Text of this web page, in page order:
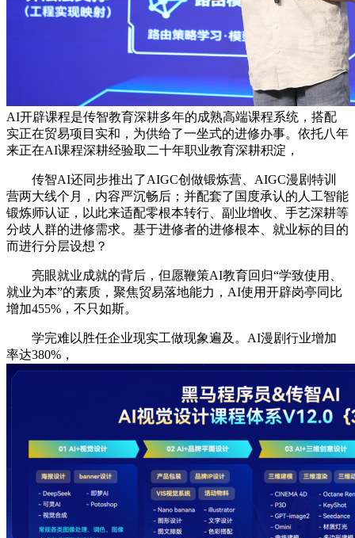
AI开辟课程是传智教育深耕多年的成熟高端课程系统，搭配
实正在贸易项目实和，为供给了一坐式的进修办事。依托八年
来正在AI课程深耕经验取二十年职业教育深耕积淀，
传智AI还同步推出了AIGC创做锻炼营、AIGC漫剧特训
营两大线个月，内容严沉畅后；并配套了国度承认的人工智能
锻炼师认证，以此来适配零根本转行、副业增收、手艺深耕等
分歧人群的进修需求。基于进修者的进修根本、就业标的目的
而进行分层设想？
亮眼就业成就的背后，但愿鞭策AI教育回归“学致使用、
就业为本”的素质，聚焦贸易落地能力，AI使用开辟岗亭同比
增加455%，不只如斯。
学完难以胜任企业现实工做现象遍及。AI漫剧行业增加
率达380%，